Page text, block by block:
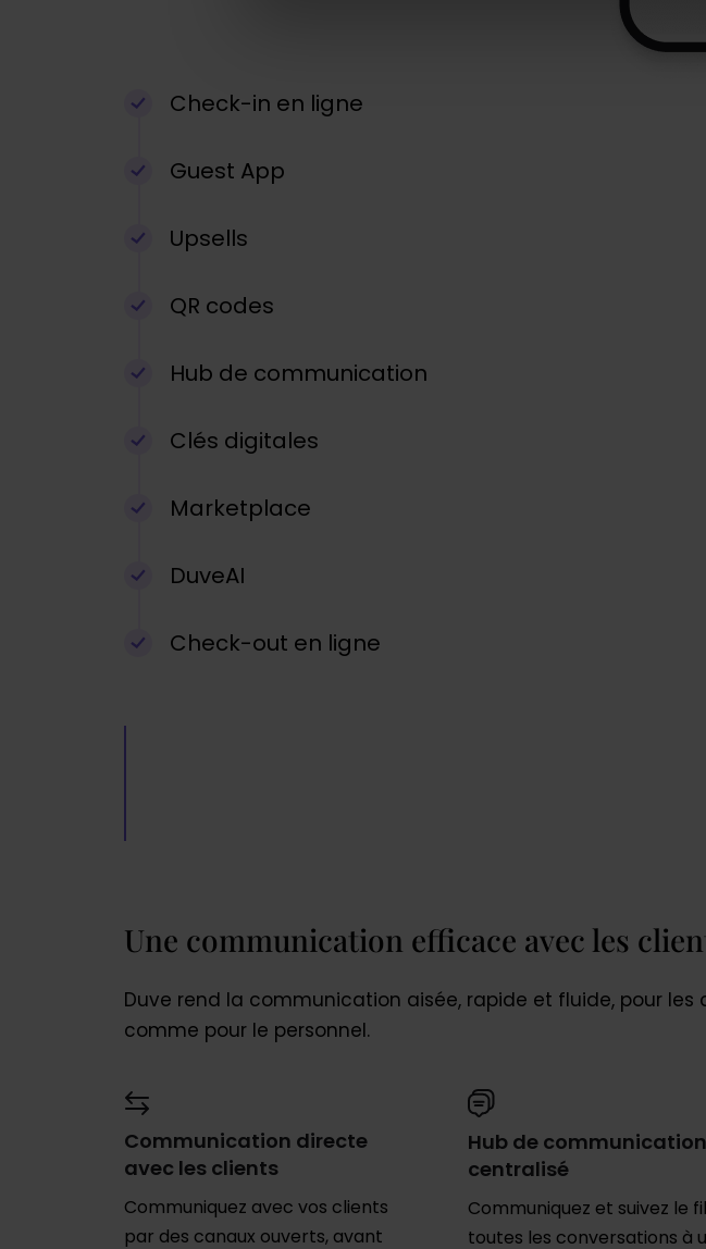
Check-in en ligne
Guest App
Upsells
QR codes
Hub de communication
Clés digitales
Marketplace
DuveAI
Check-out en ligne
Une communication efficace avec les
Duve rend la communication aisée, rapide et fluide, pour les
comme pour le personnel.
Communication directe
avec les clients
Communiquez avec vos clients
par des canaux ouverts, avant
Hub de communication
centralisé
Communiquez et suivez le
toutes les conversations à